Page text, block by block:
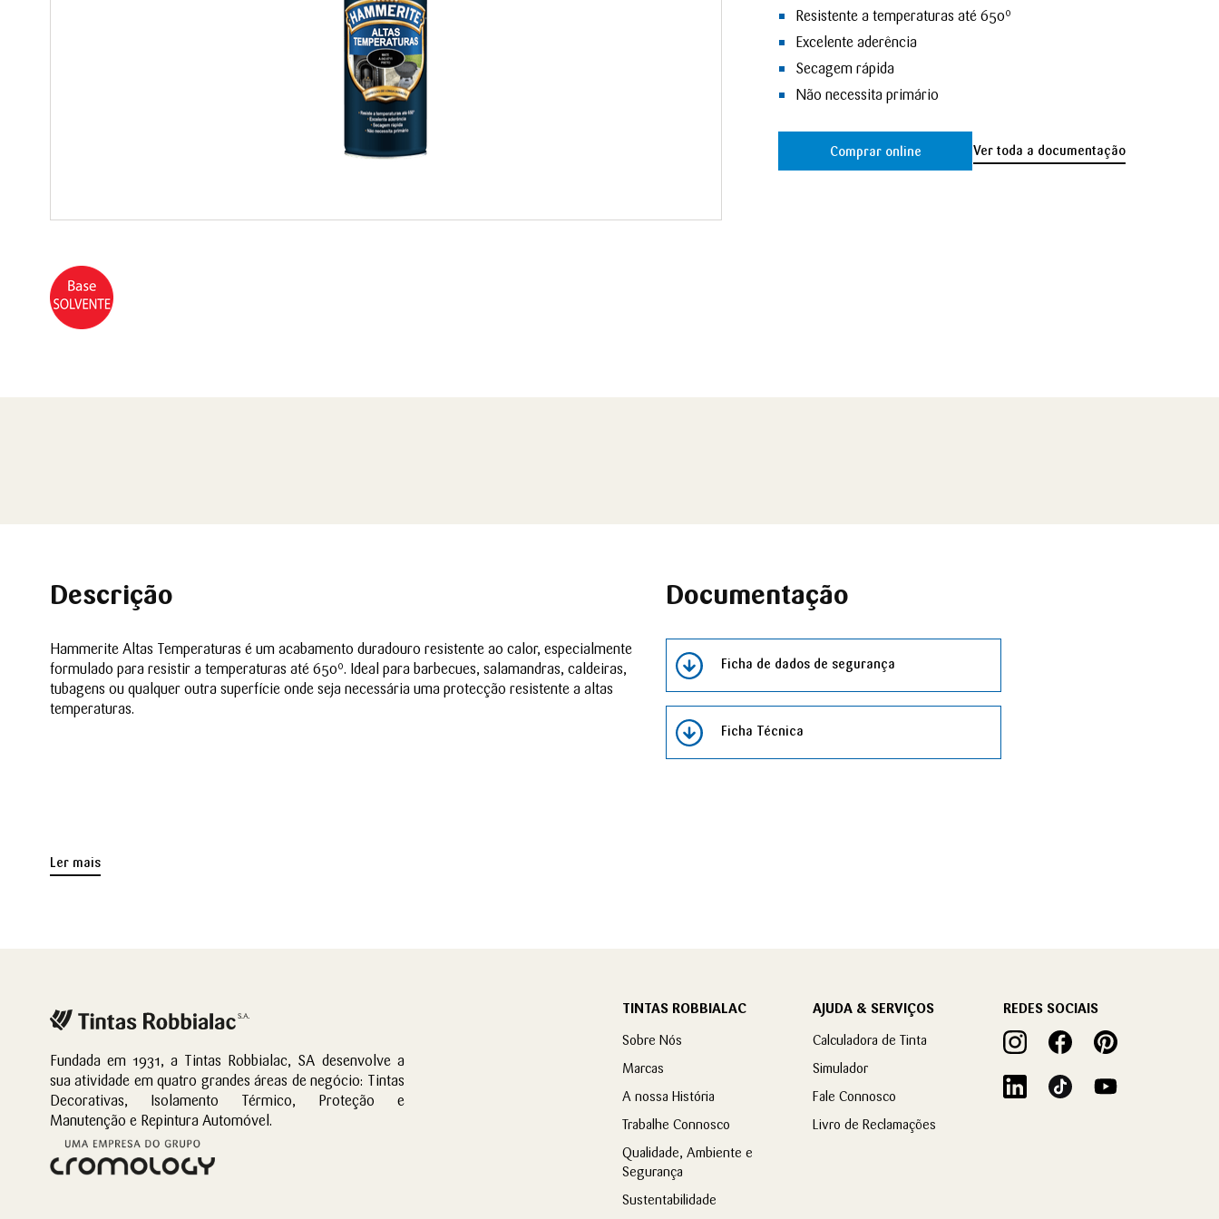
Resistente a temperaturas até 650º
Excelente aderência
Secagem rápida
Não necessita primário
Comprar online Ver toda a documentação
Descrição
Hammerite Altas Temperaturas é um acabamento duradouro resistente ao calor, especialmente
formulado para resistir a temperaturas até 650º. Ideal para barbecues, salamandras, caldeiras,
tubagens ou qualquer outra superfície onde seja necessária uma protecção resistente a altas
temperaturas.
Ler mais
Documentação
Ficha de dados de segurança
Ficha Técnica
Fundada em 1931, a Tintas Robbialac, SA desenvolve a
sua atividade em quatro grandes áreas de negócio: Tintas
Decorativas, Isolamento Térmico, Proteção e
Manutenção e Repintura Automóvel.
TINTAS ROBBIALAC
Sobre Nós
Marcas
A nossa História
Trabalhe Connosco
Qualidade, Ambiente e
Segurança
Sustentabilidade
AJUDA & SERVIÇOS
Calculadora de Tinta
Simulador
Fale Connosco
Livro de Reclamações
REDES SOCIAIS